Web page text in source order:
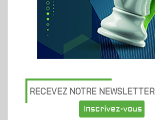
RECEVEZ NOTRE NEWSLETTER
Inscrivez-vous